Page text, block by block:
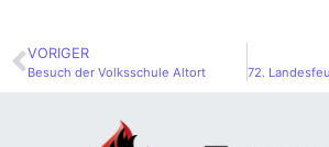
VORIGER
Besuch der Volksschule Altort